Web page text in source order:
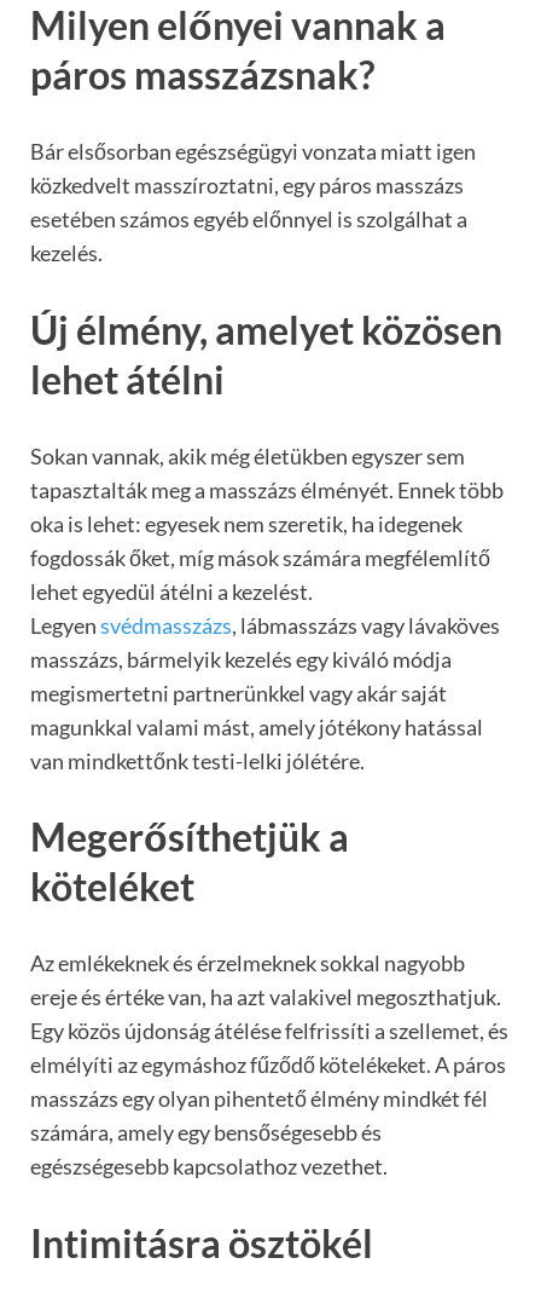
Milyen előnyei vannak a
páros masszázsnak?
Bár elsősorban egészségügyi vonzata miatt igen
közkedvelt masszíroztatni, egy páros masszázs
esetében számos egyéb előnnyel is szolgálhat a
kezelés.
Új élmény, amelyet közösen
lehet átélni
Sokan vannak, akik még életükben egyszer sem
tapasztalták meg a masszázs élményét. Ennek több
oka is lehet: egyesek nem szeretik, ha idegenek
fogdossák őket, míg mások számára megfélemlítő
lehet egyedül átélni a kezelést.
Legyensvédmasszázs, lábmasszázs vagy lávaköves
masszázs, bármelyik kezelés egy kiváló módja
megismertetni partnerünkkel vagy akár saját
magunkkal valami mást, amely jótékony hatással
van mindkettőnk testi-lelki jólétére.
Megerősíthetjük a
köteléket
Az emlékeknek és érzelmeknek sokkal nagyobb
ereje és értéke van, ha azt valakivel megoszthatjuk.
Egy közös újdonság átélése felfrissíti a szellemet, és
elmélyíti az egymáshoz fűződő kötelékeket. A páros
masszázs egy olyan pihentető élmény mindkét fél
számára, amely egy bensőségesebb és
egészségesebb kapcsolathoz vezethet.
Intimitásra ösztökél